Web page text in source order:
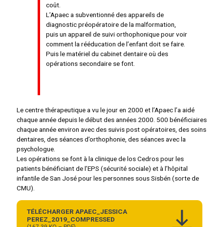
coût.
L’Apaec a subventionné des appareils de
diagnostic préopératoire de la malformation,
puis un appareil de suivi orthophonique pour voir
comment la rééducation de l’enfant doit se faire.
Puis le matériel du cabinet dentaire où des
opérations secondaire se font.
Le centre thérapeutique a vu le jour en 2000 et l’Apaec l’a aidé
chaque année depuis le début des années 2000. 500 bénéficiaires
chaque année environ avec des suivis post opératoires, des soins
dentaires, des séances d’orthophonie, des séances avec la
psychologue.
Les opérations se font à la clinique de los Cedros pour les
patients bénéficiant de l’EPS (sécurité sociale) et à l’hôpital
infantile de San José pour les personnes sous Sisbén (sorte de
CMU).
TÉLÉCHARGER APAEC_JESSICA
PEREZ_2019_COMPRESSED